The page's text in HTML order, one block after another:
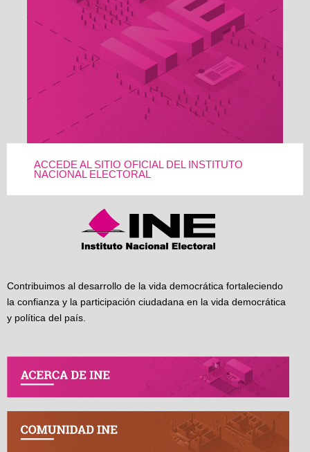
ACCEDE AL SITIO OFICIAL DEL INSTITUTO
NACIONAL ELECTORAL
Contribuimos al desarrollo de la vida democrática fortaleciendo
la confianza y la participación ciudadana en la vida democrática
y política del país.